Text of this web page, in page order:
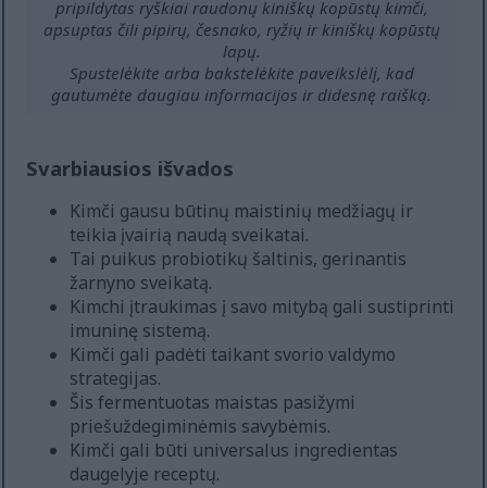
pripildytas ryškiai raudonų kiniškų kopūstų kimči,
apsuptas čili pipirų, česnako, ryžių ir kiniškų kopūstų
lapų.
Spustelėkite arba bakstelėkite paveikslėlį, kad
gautumėte daugiau informacijos ir didesnę raišką.
Svarbiausios išvados
Kimči gausu būtinų maistinių medžiagų ir
teikia įvairią naudą sveikatai.
Tai puikus probiotikų šaltinis, gerinantis
žarnyno sveikatą.
Kimchi įtraukimas į savo mitybą gali sustiprinti
imuninę sistemą.
Kimči gali padėti taikant svorio valdymo
strategijas.
Šis fermentuotas maistas pasižymi
priešuždegiminėmis savybėmis.
Kimči gali būti universalus ingredientas
daugelyje receptų.